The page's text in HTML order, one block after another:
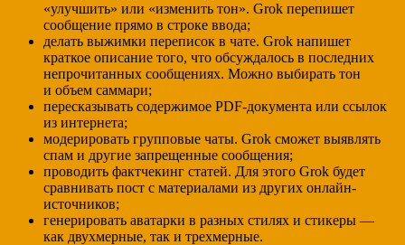
«улучшить» или «изменить тон». Grok перепишет
сообщение прямо в строке ввода;
делать выжимки переписок в чате. Grok напишет
краткое описание того, что обсуждалось в последних
непрочитанных сообщениях. Можно выбирать тон
и объем саммари;
пересказывать содержимое PDF-документа или ссылок
из интернета;
модерировать групповые чаты. Grok сможет выявлять
спам и другие запрещенные сообщения;
проводить фактчекинг статей. Для этого Grok будет
сравнивать пост с материалами из других онлайн-
источников;
генерировать аватарки в разных стилях и стикеры —
как двухмерные, так и трехмерные.